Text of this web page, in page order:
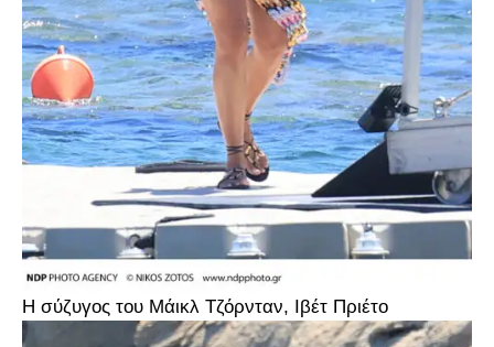
Η σύζυγος του Μάικλ Τζόρνταν, Ιβέτ Πριέτο